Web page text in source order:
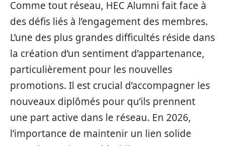
Comme tout réseau, HEC Alumni fait face à
des défis liés à l’engagement des membres.
L’une des plus grandes difficultés réside dans
la création d’un sentiment d’appartenance,
particulièrement pour les nouvelles
promotions. Il est crucial d’accompagner les
nouveaux diplômés pour qu’ils prennent
une part active dans le réseau. En 2026,
l’importance de maintenir un lien solide